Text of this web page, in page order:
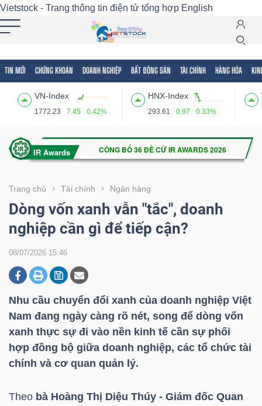
Vietstock - Trang thông tin điện tử tổng hợp English
TIN MỚI CHỨNG KHOÁN DOANH NGHIỆP BẤT ĐỘNG SẢN TÀI CHÍNH HÀNG HÓA
VN-Index
1772.23 7.45 0.42%
HNX-Index
293.61 0.97 0.33%
Trang chủ Tài chính Ngân hàng
Dòng vốn xanh vẫn "tắc", doanh
nghiệp cần gì để tiếp cận?
08/07/2026 15:46
Nhu cầu chuyển đổi xanh của doanh nghiệp Việt
Nam đang ngày càng rõ nét, song để dòng vốn
xanh thực sự đi vào nền kinh tế cần sự phối
hợp đồng bộ giữa doanh nghiệp, các tổ chức tài
chính và cơ quan quản lý.
Theo bà Hoàng Thị Diệu Thúy - Giám đốc Quan
Tất cả Tính năng Ngành Mã chứng khoán
Tính
(-)
VIETSTOCK
CHỨNG
DOANH
NGHIỆP